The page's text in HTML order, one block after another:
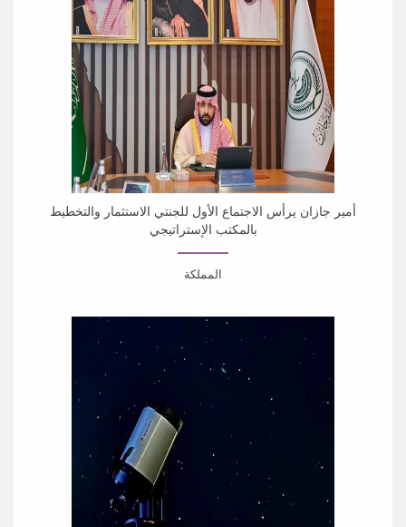
رأس صاحب السمو الملكي الأمير محمد بن عبدالعزيز، أمير
منطقة جازان ورئيس اللجنة الإشرافية للمكتب...
أمير جازان يرأس الاجتماع الأول للجنتي الاستثمار والتخطيط
بالمكتب الإستراتيجي
المملكة